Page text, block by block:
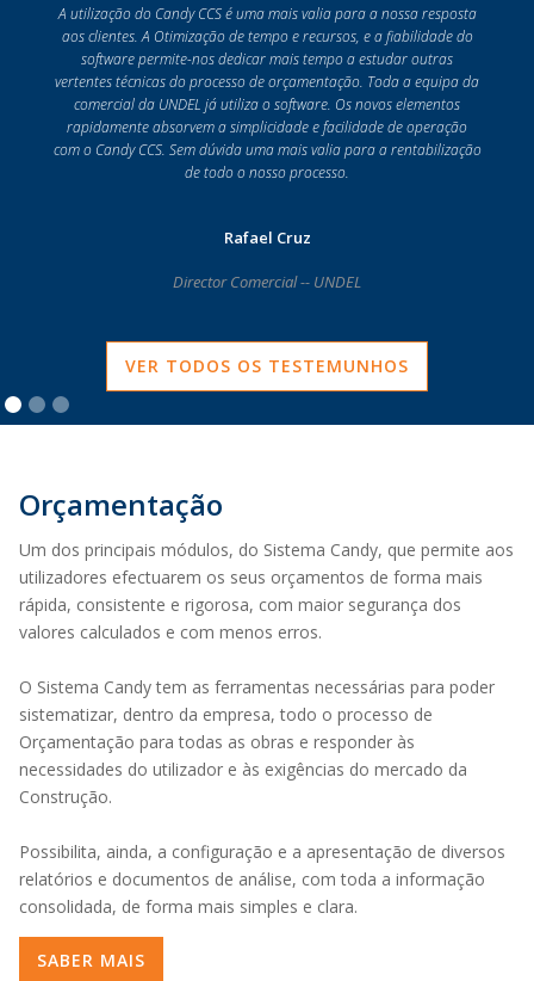
A utilização do Candy CCS é uma mais valia para a nossa resposta
aos clientes. A Otimização de tempo e recursos, e a fiabilidade do
software permite-nos dedicar mais tempo a estudar outras
vertentes técnicas do processo de orçamentação. Toda a equipa da
comercial da UNDEL já utiliza o software. Os novos elementos
rapidamente absorvem a simplicidade e facilidade de operação
com o Candy CCS. Sem dúvida uma mais valia para a rentabilização
de todo o nosso processo.
Rafael Cruz
Director Comercial -- UNDEL
VER TODOS OS TESTEMUNHOS
Orçamentação
Um dos principais módulos, do Sistema Candy, que permite aos
utilizadores efectuarem os seus orçamentos de forma mais
rápida, consistente e rigorosa, com maior segurança dos
valores calculados e com menos erros.
O Sistema Candy tem as ferramentas necessárias para poder
sistematizar, dentro da empresa, todo o processo de
Orçamentação para todas as obras e responder às
necessidades do utilizador e às exigências do mercado da
Construção.
Possibilita, ainda, a configuração e a apresentação de diversos
relatórios e documentos de análise, com toda a informação
consolidada, de forma mais simples e clara.
SABER MAIS